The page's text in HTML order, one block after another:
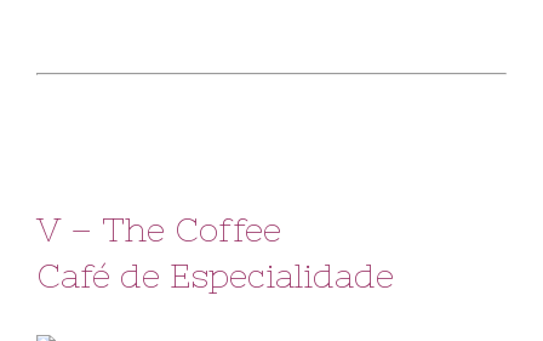
V – The Coffee
Café de Especialidade